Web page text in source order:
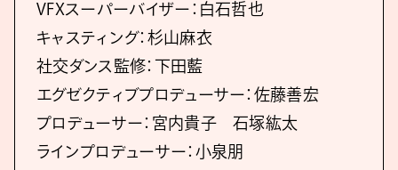
VFXスーパーバイザー：白石哲也
キャスティング：杉山麻衣
社交ダンス監修：下田藍
エグゼクティブプロデューサー：佐藤善宏
プロデューサー：宮内貴子 石塚紘太
ラインプロデューサー：小泉朋